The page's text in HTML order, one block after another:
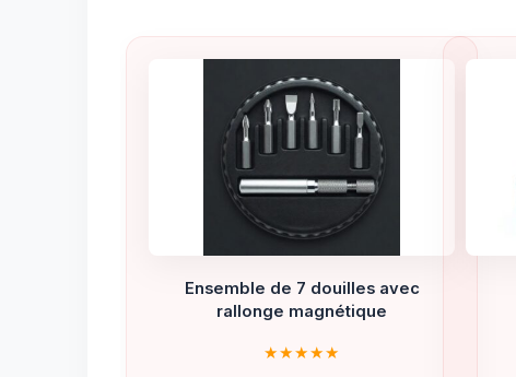
Ensemble de 7 douilles avec
rallonge magnétique